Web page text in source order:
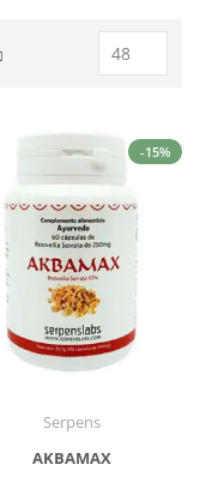
Fijar
-15%
Serpens
AKBAMAX